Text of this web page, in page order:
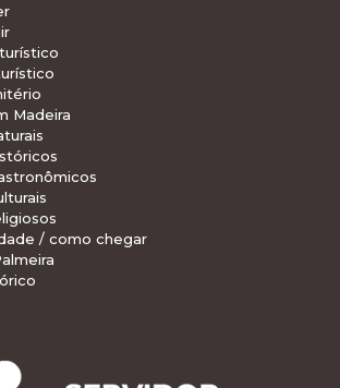
Madeira
/ como chegar